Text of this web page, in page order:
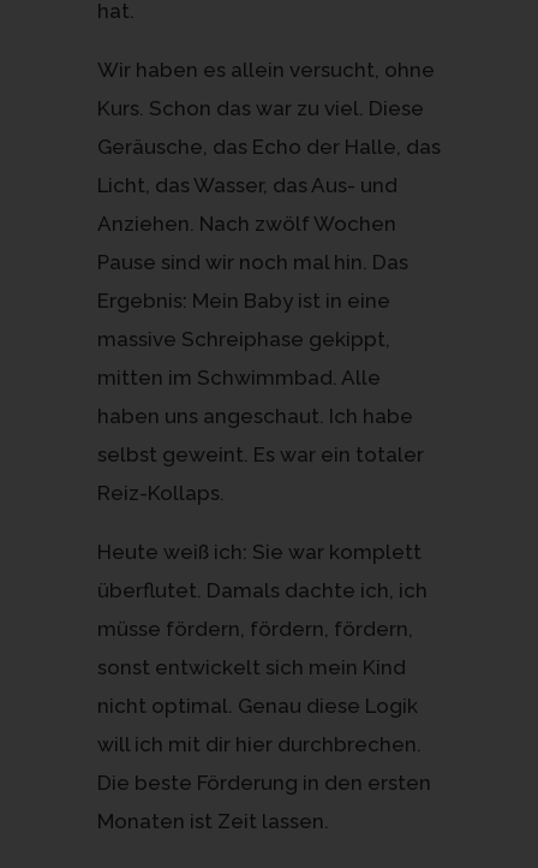
hat.
Wir haben es allein versucht, ohne
Kurs. Schon das war zu viel. Diese
Geräusche, das Echo der Halle, das
Licht, das Wasser, das Aus- und
Anziehen. Nach zwölf Wochen
Pause sind wir noch mal hin. Das
Ergebnis: Mein Baby ist in eine
massive Schreiphase gekippt,
mitten im Schwimmbad. Alle
haben uns angeschaut. Ich habe
selbst geweint. Es war ein totaler
Reiz-Kollaps.
Heute weiß ich: Sie war komplett
überflutet. Damals dachte ich, ich
müsse fördern, fördern, fördern,
sonst entwickelt sich mein Kind
nicht optimal. Genau diese Logik
will ich mit dir hier durchbrechen.
Die beste Förderung in den ersten
Monaten ist Zeit lassen.